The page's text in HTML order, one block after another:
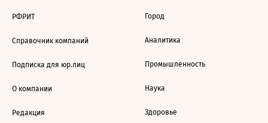
РФРИТ
Справочник компаний
Подписка для юр.лиц
О компании
Редакция
Город
Аналитика
Промышленность
Наука
Здоровье